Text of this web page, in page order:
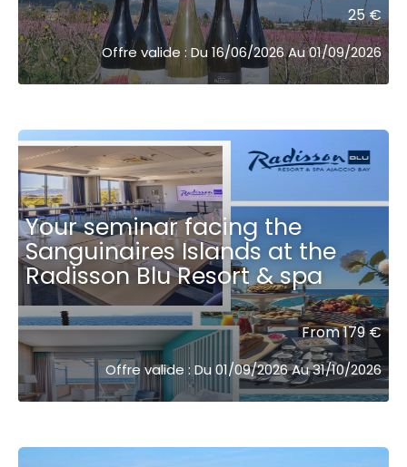
25 €
Offre valide : Du 16/06/2026 Au 01/09/2026
Your seminar facing the
Sanguinaires Islands at the
Radisson Blu Resort & spa ͏ ͏ ͏ ͏ ͏ ͏ ͏ ͏ ͏
From 179 €
Offre valide : Du 01/09/2026 Au 31/10/2026